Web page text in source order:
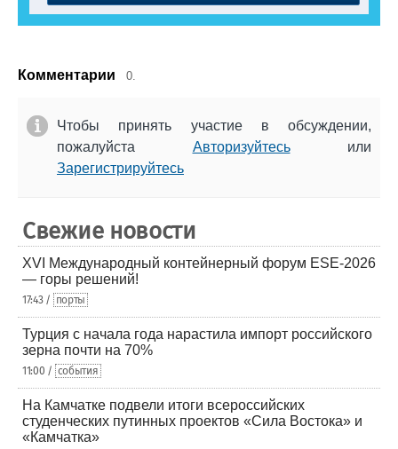
Комментарии 0.
Чтобы принять участие в обсуждении,
пожалуйста Авторизуйтесьили
Зарегистрируйтесь
Свежие новости
XVI Международный контейнерный форум ESE-2026
— горы решений!
17:43 / порты
Турция с начала года нарастила импорт российского
зерна почти на 70%
11:00 / события
На Камчатке подвели итоги всероссийских
студенческих путинных проектов «Сила Востока» и
«Камчатка»